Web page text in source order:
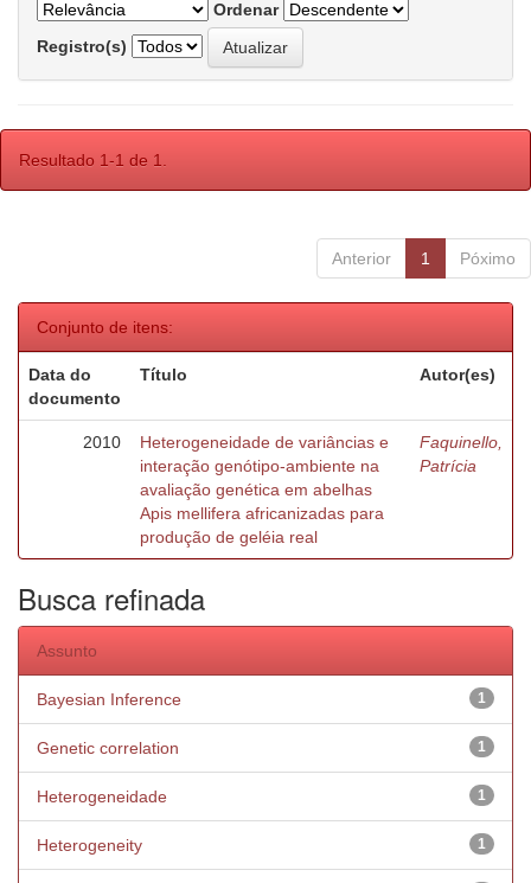
Ordenar
Registro(s)
Resultado 1-1 de 1.
Anterior 1 Póximo
Conjunto de itens:
Data do
documento
Título Autor(es)
2010
Heterogeneidade de variâncias e
interação genótipo-ambiente na
avaliação genética em abelhas
Apis mellifera africanizadas para
produção de geléia real
Faquinello,
Patrícia
Busca refinada
Assunto
1
Bayesian Inference
1
Genetic correlation
1
Heterogeneidade
1
Heterogeneity